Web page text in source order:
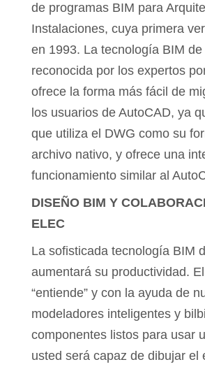
de programas BIM para
Instalaciones, cuya primera
en 1993. La tecnología BIM
reconocida por los expertos
ofrece la forma más fácil de
los usuarios de AutoCAD, ya
que utiliza el DWG como su
archivo nativo, y ofrece una
funcionamiento similar al
DISEÑO BIM Y
ELEC
La sofisticada tecnología BIM
aumentará su productividad.
“entiende” y con la ayuda de
modeladores inteligentes y
componentes listos para usar
usted será capaz de dibujar el